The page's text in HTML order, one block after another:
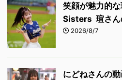
笑顔が魅力的
Sisters 瑄さん
2026/8/7
にどねさんの